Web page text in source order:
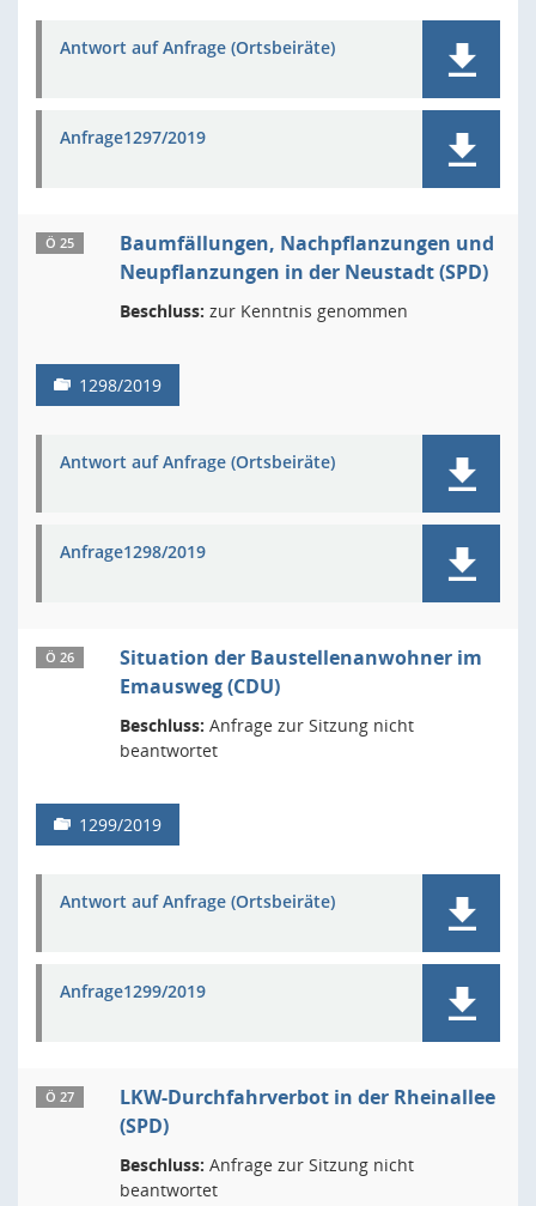
Antwort auf Anfrage (Ortsbeiräte)
Anfrage1297/2019
Ö 25
Baumfällungen, Nachpflanzungen und
Neupflanzungen in der Neustadt (SPD)
Beschluss: zur Kenntnis genommen
1298/2019
Antwort auf Anfrage (Ortsbeiräte)
Anfrage1298/2019
Ö 26
Situation der Baustellenanwohner im
Emausweg (CDU)
Beschluss: Anfrage zur Sitzung nicht
beantwortet
1299/2019
Antwort auf Anfrage (Ortsbeiräte)
Anfrage1299/2019
Ö 27
LKW-Durchfahrverbot in der Rheinallee
(SPD)
Beschluss: Anfrage zur Sitzung nicht
beantwortet